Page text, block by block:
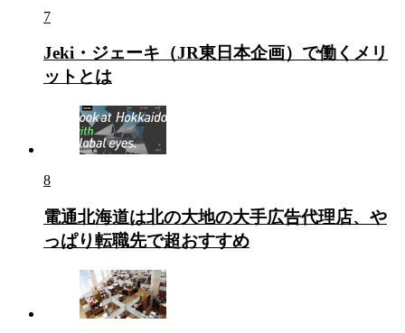
7
Jeki・ジェーキ（JR東日本企画）で働くメリ
ットとは
8
電通北海道は北の大地の大手広告代理店、や
っぱり転職先で超おすすめ